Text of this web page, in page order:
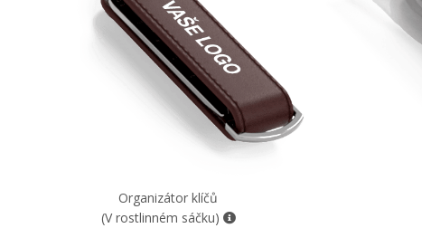
Organizátor klíčů
(V rostlinném sáčku)